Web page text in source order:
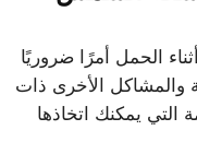
الحمل أمرًا ضروريًا
والمشاكل الأخرى ذات
التي يمكنك اتخاذها